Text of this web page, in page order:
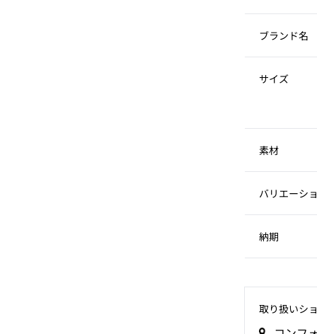
ブランド名
サイズ
素材
バリエーシ
納期
取り扱いシ